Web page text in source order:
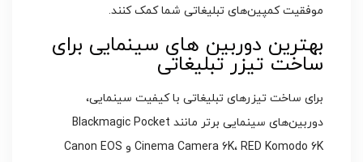
موفقیت کمپین‌های تبلیغاتی شما کمک کنند.
بهترین دوربین‌ های سینمایی برای
ساخت تیزر تبلیغاتی
برای ساخت تیزرهای تبلیغاتی با کیفیت سینمایی،
دوربین‌های سینمایی برتر مانند Blackmagic Pocket
Cinema Camera 6K، RED Komodo 6K و Canon EOS